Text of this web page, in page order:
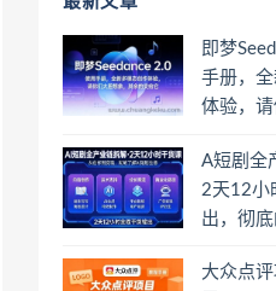
即梦
手册，
体验，
A短剧全
2天12小
出，彻
大众点